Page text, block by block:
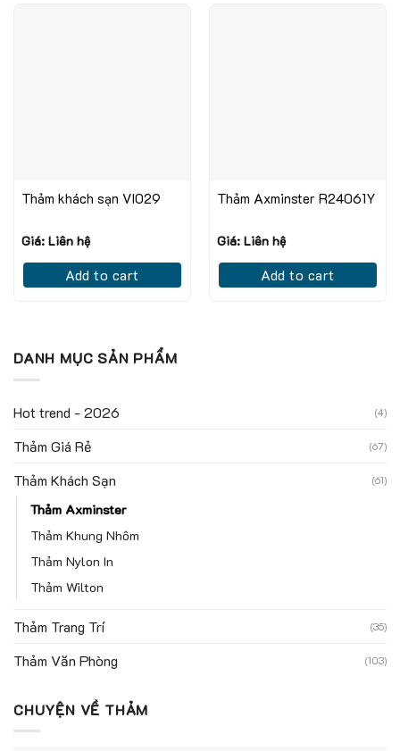
Thảm khách sạn VI029
Giá: Liên hệ
Add to cart
Thảm Axminster R24061Y
Giá: Liên hệ
Add to cart
DANH MỤC SẢN PHẨM
Hot trend - 2026 (4)
Thảm Giá Rẻ (67)
Thảm Khách Sạn (61)
Thảm Axminster
Thảm Khung Nhôm
Thảm Nylon In
Thảm Wilton
Thảm Trang Trí (35)
Thảm Văn Phòng (103)
CHUYỆN VỀ THẢM